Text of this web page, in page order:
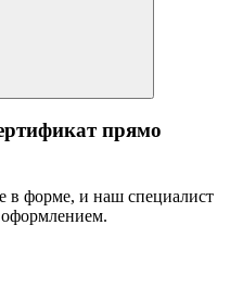
прямо
в форме, и наш специалист